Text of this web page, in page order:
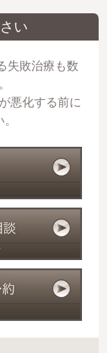
い
失敗治療も数
悪化する前に